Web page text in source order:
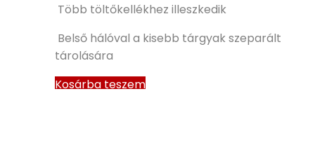
Több töltőkellékhez illeszkedik
Belső hálóval a kisebb tárgyak szeparált
tárolására
Kosárba teszem